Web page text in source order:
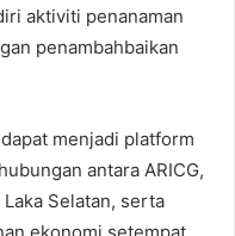
aktiviti penanaman
penambahbaikan
menjadi platform
antara ARICG,
Selatan, serta